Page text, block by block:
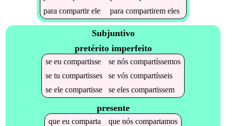
paracompartirele paracompartirem eles
Subjuntivo
pretérito imperfeito
se eu compartisse se nós compartíssemos
se tu compartisses se vós compartísseis
se ele compartisse se eles compartissem
presente
que eu comparta que nós compartamos